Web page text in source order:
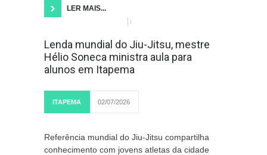
LER MAIS...
Lenda mundial do Jiu-Jitsu, mestre
Hélio Soneca ministra aula para
alunos em Itapema
ITAPEMA 02/07/2026
Referência mundial do Jiu-Jitsu compartilha
conhecimento com jovens atletas da cidade